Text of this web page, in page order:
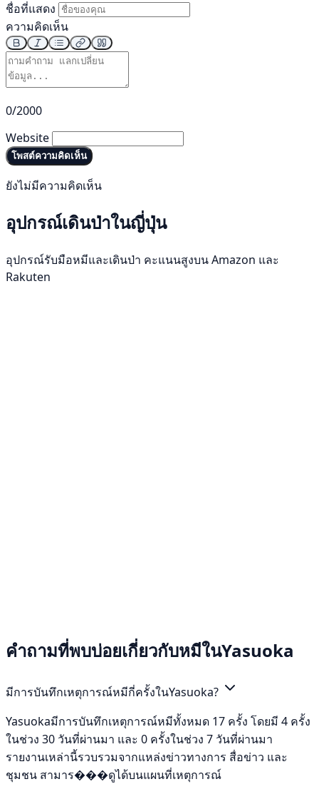
ชื่อที่แสดง
ความคิดเห็น
0/2000
Website
โพสต์ความคิดเห็น
ยังไม่มีความคิดเห็น
อุปกรณ์เดินป่าในญี่ปุ่น
อุปกรณ์รับมือหมีและเดินป่า คะแนนสูงบน Amazon และ
Rakuten
คำถามที่พบบ่อยเกี่ยวกับหมีในYasuoka
มีการบันทึกเหตุการณ์หมีกี่ครั้งในYasuoka?
Yasuokaมีการบันทึกเหตุการณ์หมีทั้งหมด 17 ครั้ง โดยมี 4 ครั้ง
ในช่วง 30 วันที่ผ่านมา และ 0 ครั้งในช่วง 7 วันที่ผ่านมา
รายงานเหล่านี้รวบรวมจากแหล่งข่าวทางการ สื่อข่าว และ
ชุมชน สามาร���ดูได้บนแผนที่เหตุการณ์